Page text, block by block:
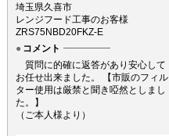
埼玉県久喜市
レンジフード工事のお客様
ZRS75NBD20FKZ-E
コメント
質問に的確に返答があり安心して
お任せ出来ました。 【市販のフィル
ター使用は厳禁と聞き啞然としまし
た。】
（ご本人様より）